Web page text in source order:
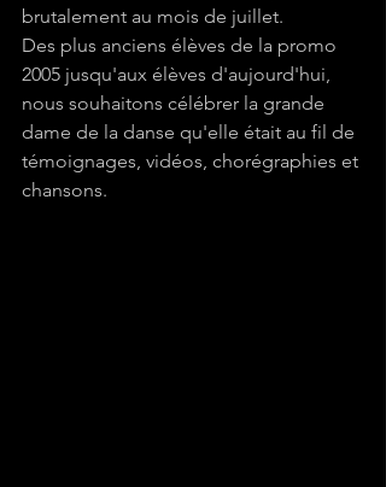
brutalement au mois de juillet.
Des plus anciens élèves de la promo
2005 jusqu'aux élèves d'aujourd'hui,
nous souhaitons célébrer la grande
dame de la danse qu'elle était au fil de
témoignages, vidéos, chorégraphies et
chansons.